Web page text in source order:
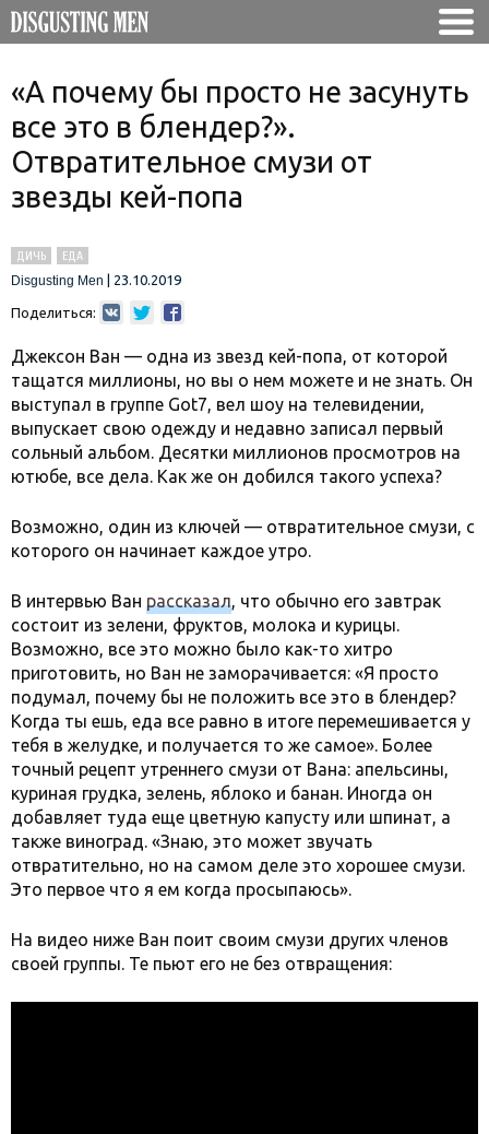
«А почему бы просто не засунуть
все это в блендер?».
Отвратительное смузи от
звезды кей-попа
ДИЧЬ
ЕДА
Disgusting Men
23.10.2019
Поделиться:
Джексон Ван — одна из звезд кей-попа, от которой
тащатся миллионы, но вы о нем можете и не знать. Он
выступал в группе Got7, вел шоу на телевидении,
выпускает свою одежду и недавно записал первый
сольный альбом. Десятки миллионов просмотров на
ютюбе, все дела. Как же он добился такого успеха?
Возможно, один из ключей — отвратительное смузи, с
которого он начинает каждое утро.
В интервью Ван рассказал, что обычно его завтрак
состоит из зелени, фруктов, молока и курицы.
Возможно, все это можно было как-то хитро
приготовить, но Ван не заморачивается: «Я просто
подумал, почему бы не положить все это в блендер?
Когда ты ешь, еда все равно в итоге перемешивается у
тебя в желудке, и получается то же самое». Более
точный рецепт утреннего смузи от Вана: апельсины,
куриная грудка, зелень, яблоко и банан. Иногда он
добавляет туда еще цветную капусту или шпинат, а
также виноград. «Знаю, это может звучать
отвратительно, но на самом деле это хорошее смузи.
Это первое что я ем когда просыпаюсь».
На видео ниже Ван поит своим смузи других членов
своей группы. Те пьют его не без отвращения: